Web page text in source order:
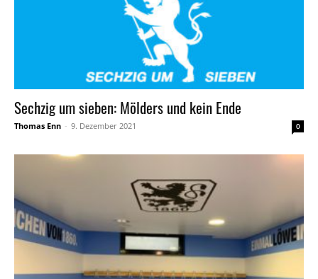
Sechzig um sieben: Mölders und kein Ende
Thomas Enn - 9. Dezember 2021 0